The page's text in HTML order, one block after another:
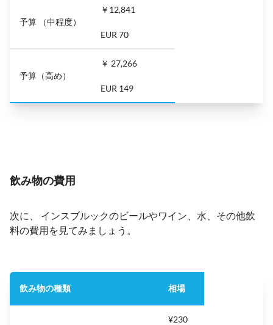
予算 （中程度）
￥12,841
EUR 70
予算（高め）
￥ 27,266
EUR 149
飲み物の費用
次に、 インスブルックのビールやワイン、水、その他飲
料の費用を見てみましょう。
飲み物の種類 相場
¥230